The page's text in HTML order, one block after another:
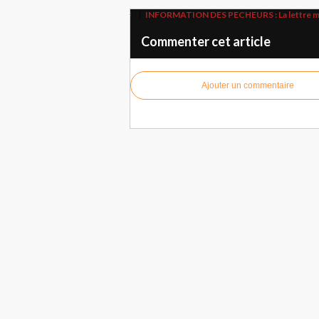
INFORMATION DES PECHEURS : La lettre
Commenter cet article
Ajouter un commentaire